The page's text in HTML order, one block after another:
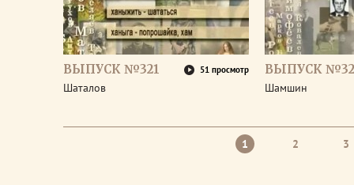
ВЫПУСК №321 51 просмотр
Шаталов
ВЫПУСК
Шамшин
1 2 3